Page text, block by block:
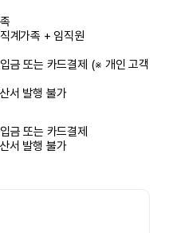
계가족 + 임직원
금 또는 카드결제 (※ 개인 고객
서 발행 불가
금 또는 카드결제
서 발행 불가